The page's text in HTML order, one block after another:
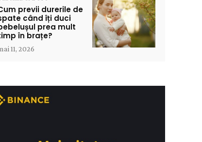
previi durerile de
când îți duci
prea mult
în brațe?
11, 2026